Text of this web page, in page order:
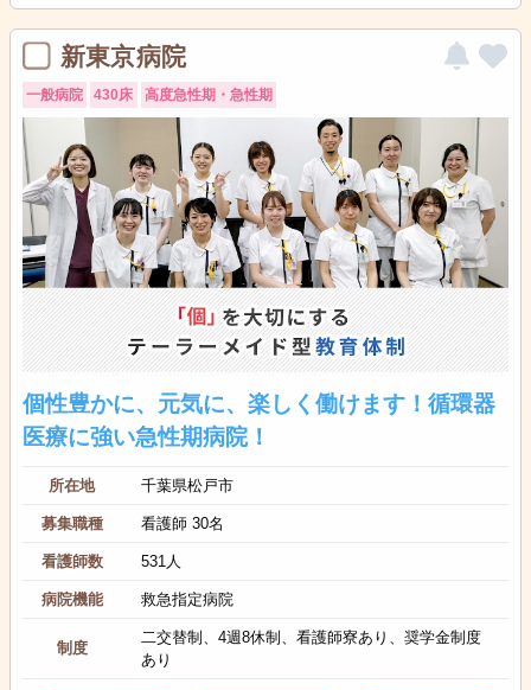
新東京病院
一般病院 430床 高度急性期・急性期
個性豊かに、元気に、楽しく働けます！循環器
医療に強い急性期病院！
所在地 千葉県松戸市
募集職種 看護師 30名
看護師数 531人
病院機能 救急指定病院
制度
二交替制、4週8休制、看護師寮あり、奨学金制度
あり